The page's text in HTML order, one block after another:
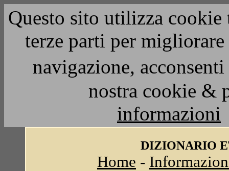
Questo sito utilizza
terze parti per
navigazione,
nostra cookie &
informazioni
DIZIONARIO
Home -